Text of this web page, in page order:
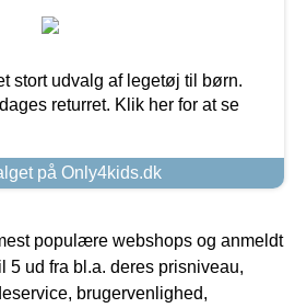
stort udvalg af legetøj til børn.
returret. Klik her for at se
på Only4kids.dk
populære webshops og anmeldt
5 ud fra bl.a. deres prisniveau,
brugervenlighed,